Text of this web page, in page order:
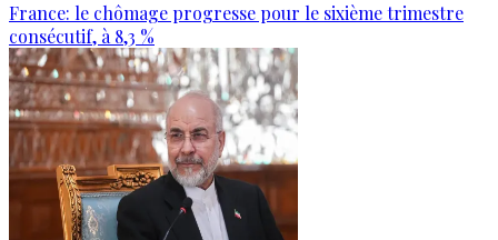
France: le chômage progresse pour le sixième trimestre
consécutif, à 8,3 %